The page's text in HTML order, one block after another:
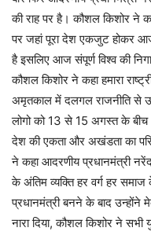
की राह पर है। कौशल किशोर ने
पर जहां पूरा देश एकजुट होकर
है इसलिए आज संपूर्ण विश्व की
कौशल किशोर ने कहा हमारा
अमृतकाल में दलगल राजनीति से
लोगो को 13 से 15 अगस्त के बीच
देश की एकता और अखंडता का
ने कहा आदरणीय प्रधानमंत्री
के अंतिम व्यक्ति हर वर्ग हर
प्रधानमंत्री बनने के बाद उन्होंने
नारा दिया, कौशल किशोर ने